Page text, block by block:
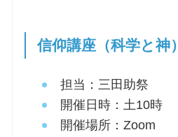
信仰講座（科学と神）
担当：三田助祭
開催日時：土10時
開催場所：Zoom